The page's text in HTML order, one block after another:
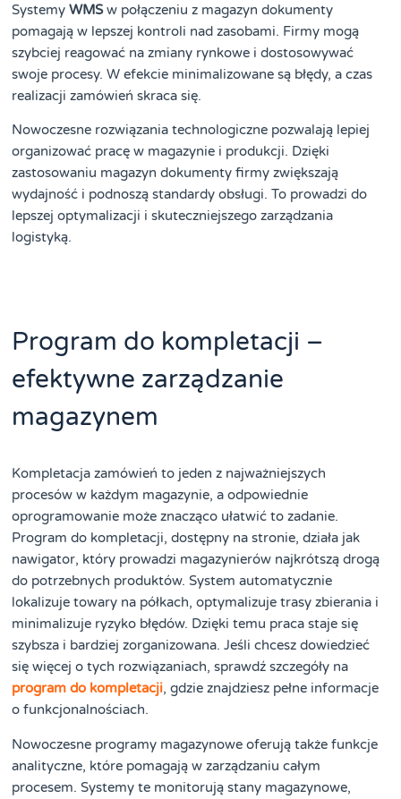
SystemyWMSw połączeniu z magazyn dokumenty
pomagają w lepszej kontroli nad zasobami. Firmy mogą
szybciej reagować na zmiany rynkowe i dostosowywać
swoje procesy. W efekcie minimalizowane są błędy, a czas
realizacji zamówień skraca się.
Nowoczesne rozwiązania technologiczne pozwalają lepiej
organizować pracę w magazynie i produkcji. Dzięki
zastosowaniu magazyn dokumenty firmy zwiększają
wydajność i podnoszą standardy obsługi. To prowadzi do
lepszej optymalizacji i skuteczniejszego zarządzania
logistyką.
Program do kompletacji –
efektywne zarządzanie
magazynem
Kompletacja zamówień to jeden z najważniejszych
procesów w każdym magazynie, a odpowiednie
oprogramowanie może znacząco ułatwić to zadanie.
Program do kompletacji, dostępny na stronie, działa jak
nawigator, który prowadzi magazynierów najkrótszą drogą
do potrzebnych produktów. System automatycznie
lokalizuje towary na półkach, optymalizuje trasy zbierania i
minimalizuje ryzyko błędów. Dzięki temu praca staje się
szybsza i bardziej zorganizowana. Jeśli chcesz dowiedzieć
się więcej o tych rozwiązaniach, sprawdź szczegóły na
program do kompletacji, gdzie znajdziesz pełne informacje
o funkcjonalnościach.
Nowoczesne programy magazynowe oferują także funkcje
analityczne, które pomagają w zarządzaniu całym
procesem. Systemy te monitorują stany magazynowe,